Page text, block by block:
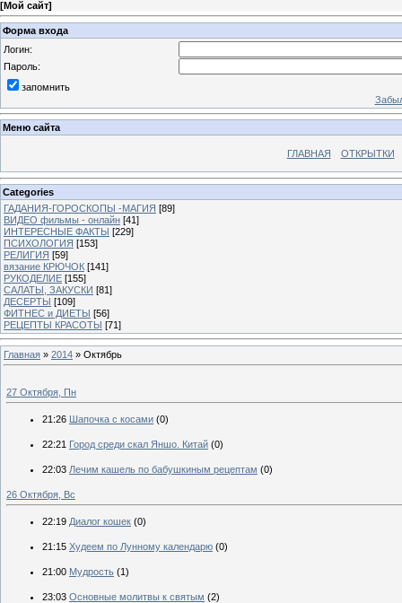
[Мой сайт]
Форма входа
Логин:
Пароль:
запомнить
Меню сайта
ГЛАВНАЯ ОТКРЫТКИ
Categories
ГАДАНИЯ-ГОРОСКОПЫ -МАГИЯ [89]
ВИДЕО фильмы - онлайн [41]
ИНТЕРЕСНЫЕ ФАКТЫ [229]
ПСИХОЛОГИЯ [153]
РЕЛИГИЯ [59]
вязание КРЮЧОК [141]
РУКОДЕЛИЕ [155]
САЛАТЫ, ЗАКУСКИ [81]
ДЕСЕРТЫ [109]
ФИТНЕС и ДИЕТЫ [56]
РЕЦЕПТЫ КРАСОТЫ [71]
Главная » 2014 » Октябрь
27 Октября, Пн
21:26 Шапочка с косами (0)
22:21 Город среди скал Яншо. Китай (0)
22:03 Лечим кашель по бабушкиным рецептам (0)
26 Октября, Вс
22:19 Диалог кошек (0)
21:15 Худеем по Лунному календарю (0)
21:00 Мудрость (1)
23:03 Основные молитвы к святым (2)